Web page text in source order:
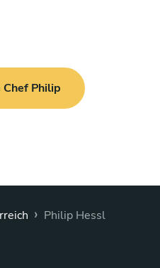
Chef Philip
› Philip Hessl